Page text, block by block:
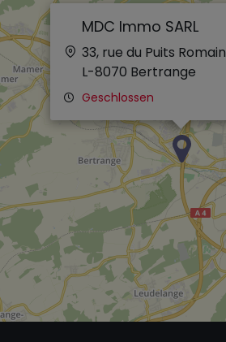
MDC Immo SARL
33, rue du Puits Romain
L-8070 Bertrange
Geschlossen